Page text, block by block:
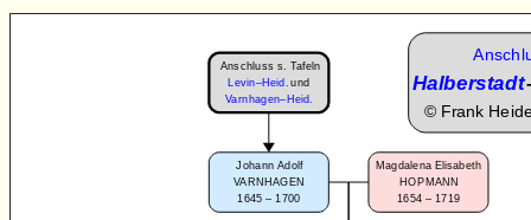
Johann Adolf
VARNHAGEN
1645 – 1700
Magdalena Elisabeth
HOPMANN
1654 – 1719
Anschluss s. Tafeln
Levin–Heid.und
Varnhagen–Heid.
Halberstadt
©Frank